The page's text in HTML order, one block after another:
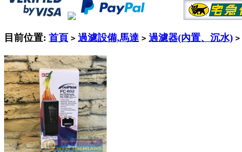
目前位置: 首頁 > 過濾設備,馬達 > 過濾器(內置、沉水) >